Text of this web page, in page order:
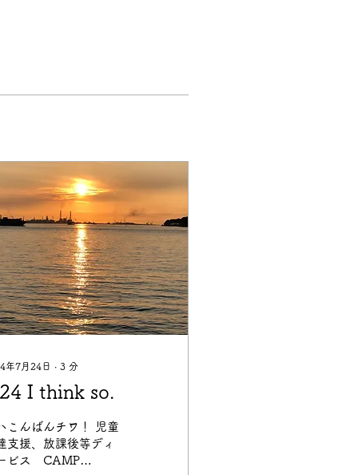
年7月24日 ∙ 3 分
7.24 I think so.
こんばんチワ！ 児童
支援、放課後等ディ
ビス CAMP